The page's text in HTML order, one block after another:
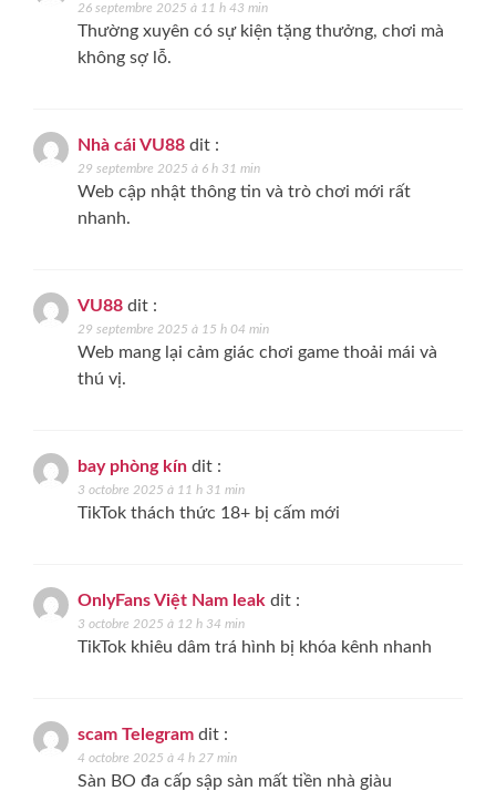
26 septembre 2025 à 11 h 43 min
Thường xuyên có sự kiện tặng thưởng, chơi mà
không sợ lỗ.
Nhà cái VU88 dit :
29 septembre 2025 à 6 h 31 min
Web cập nhật thông tin và trò chơi mới rất
nhanh.
VU88 dit :
29 septembre 2025 à 15 h 04 min
Web mang lại cảm giác chơi game thoải mái và
thú vị.
bay phòng kín dit :
3 octobre 2025 à 11 h 31 min
TikTok thách thức 18+ bị cấm mới
OnlyFans Việt Nam leak dit :
3 octobre 2025 à 12 h 34 min
TikTok khiêu dâm trá hình bị khóa kênh nhanh
scam Telegram dit :
4 octobre 2025 à 4 h 27 min
Sàn BO đa cấp sập sàn mất tiền nhà giàu